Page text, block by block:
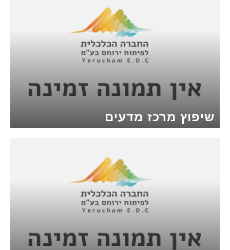
שיפוץ מרכז מדעים